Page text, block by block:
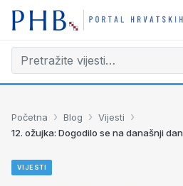
Početna › Blog › Vijesti ›
12. ožujka: Dogodilo se na današnji dan
VIJESTI